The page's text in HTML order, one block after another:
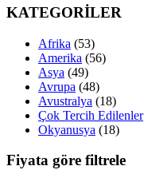
KATEGORİLER
Afrika (53)
Amerika (56)
Asya (49)
Avrupa (48)
Avustralya (18)
Çok Tercih Edilenler
Okyanusya (18)
Fiyata göre filtrele